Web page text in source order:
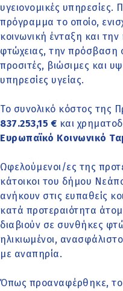
υγειονομικές υπηρεσίες.
πρόγραμμα το οποίο,
κοινωνική ένταξη και
φτώχειας, την πρόσβαση
προσιτές, βιώσιμες και
υπηρεσίες υγείας.
Το συνολικό κόστος της
837.253,15 € και
Ευρωπαϊκό Κοινωνικό
Ωφελούμενοι/ες της
κάτοικοι του δήμου
ανήκουν στις ευπαθείς
κατά προτεραιότητα
διαβιούν σε συνθήκες
ηλικιωμένοι,
με αναπηρία.
Όπως προαναφέρθηκε,